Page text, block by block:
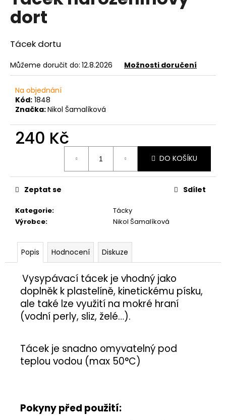
0,0
z
hvězdiček.
dort
Tácek dortu
Můžeme doručit do: 12.8.2026 Možnosti doručení
Na objednání
Kód: 1848
Značka:Nikol Šamalíková
240 Kč
DO KOŠÍKU
Kategorie:
Tácky
Výrobce: Nikol Šamalíková
Zeptat se Sdílet
Popis Hodnocení Diskuze
Vysypávací tácek je vhodný jako
doplněk k plastelíně, kinetickému písku,
ale také lze využití na mokré hraní
(vodní perly, sliz, želé…).
Tácek je snadno omyvatelný pod
teplou vodou (max 50°C)
Pokyny před použití:
a
j
í
t
?
o
u
e
MISKA